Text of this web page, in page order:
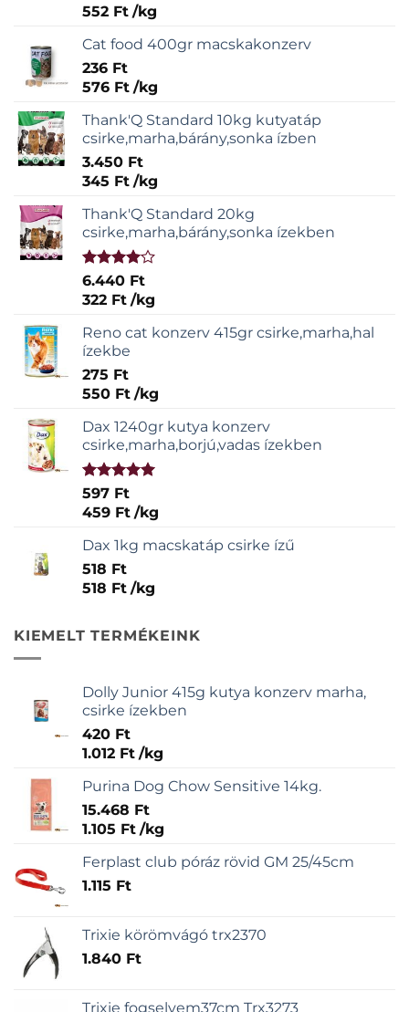
5.00/ 5
552 Ft /kg
Cat food 400gr macskakonzerv
236 Ft
576 Ft /kg
Thank'Q Standard 10kg kutyatáp
csirke,marha,bárány,sonka ízben
3.450 Ft
345 Ft /kg
Thank'Q Standard 20kg
csirke,marha,bárány,sonka ízekben
Értékelés:
4.00 / 5
6.440 Ft
322 Ft /kg
Reno cat konzerv 415gr csirke,marha,hal
ízekbe
275 Ft
550 Ft /kg
Dax 1240gr kutya konzerv
csirke,marha,borjú,vadas ízekben
Értékelés:
5.00/ 5
597 Ft
459 Ft /kg
Dax 1kg macskatáp csirke ízű
518 Ft
518 Ft /kg
KIEMELT TERMÉKEINK
Dolly Junior 415g kutya konzerv marha,
csirke ízekben
420 Ft
1.012 Ft /kg
Purina Dog Chow Sensitive 14kg.
15.468 Ft
1.105 Ft /kg
Ferplast club póráz rövid GM 25/45cm
1.115 Ft
Trixie körömvágó trx2370
1.840 Ft
Trixie fogselyem37cm Trx3273